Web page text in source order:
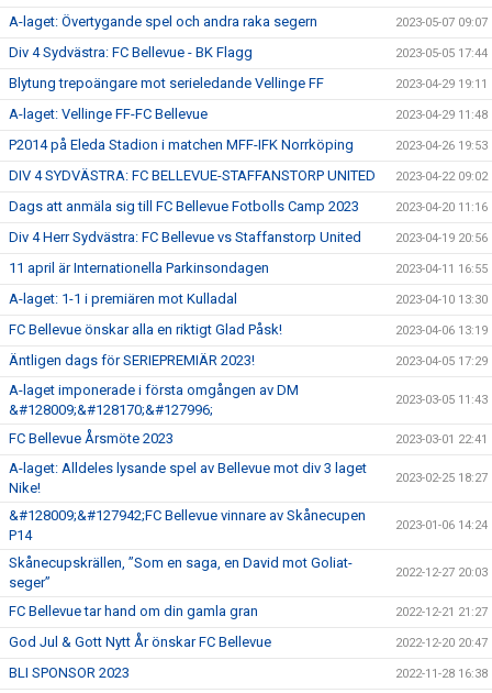
A-laget: Övertygande spel och andra raka segern 2023-05-07 09:07
Div 4 Sydvästra: FC Bellevue - BK Flagg 2023-05-05 17:44
Blytung trepoängare mot serieledande Vellinge FF 2023-04-29 19:11
A-laget: Vellinge FF-FC Bellevue 2023-04-29 11:48
P2014 på Eleda Stadion i matchen MFF-IFK Norrköping 2023-04-26 19:53
DIV 4 SYDVÄSTRA: FC BELLEVUE-STAFFANSTORP UNITED 2023-04-22 09:02
Dags att anmäla sig till FC Bellevue Fotbolls Camp 2023 2023-04-20 11:16
Div 4 Herr Sydvästra: FC Bellevue vs Staffanstorp United 2023-04-19 20:56
11 april är Internationella Parkinsondagen 2023-04-11 16:55
A-laget: 1-1 i premiären mot Kulladal 2023-04-10 13:30
FC Bellevue önskar alla en riktigt Glad Påsk! 2023-04-06 13:19
Äntligen dags för SERIEPREMIÄR 2023! 2023-04-05 17:29
A-laget imponerade i första omgången av DM
&#128009;&#128170;&#127996;
2023-03-05 11:43
FC Bellevue Årsmöte 2023 2023-03-01 22:41
A-laget: Alldeles lysande spel av Bellevue mot div 3 laget
Nike!
2023-02-25 18:27
&#128009;&#127942;FC Bellevue vinnare av Skånecupen
P14
2023-01-06 14:24
Skånecupskrällen, ”Som en saga, en David mot Goliat-
seger”
2022-12-27 20:03
FC Bellevue tar hand om din gamla gran 2022-12-21 21:27
God Jul & Gott Nytt År önskar FC Bellevue 2022-12-20 20:47
BLI SPONSOR 2023 2022-11-28 16:38